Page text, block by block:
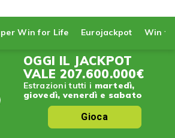
Win for Life Eurojackpot Win
OGGI IL JACKPOT
VALE 207.600.000€
Estrazioni tutti i martedì,
giovedì, venerdì e sabato
Gioca